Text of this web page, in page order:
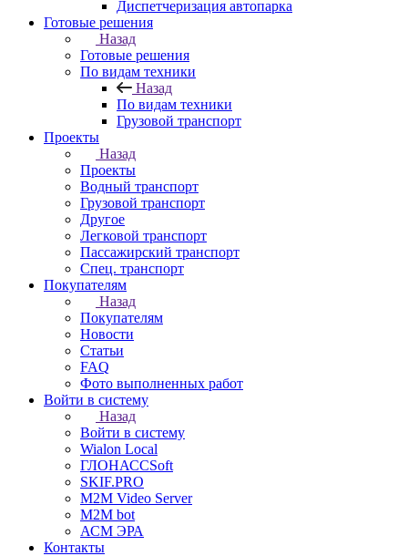
Диспетчеризация автопарка
Готовые решения
Назад
Готовые решения
По видам техники
Назад
По видам техники
Грузовой транспорт
Проекты
Назад
Проекты
Водный транспорт
Грузовой транспорт
Другое
Легковой транспорт
Пассажирский транспорт
Спец. транспорт
Покупателям
Назад
Покупателям
Новости
Статьи
FAQ
Фото выполненных работ
Войти в систему
Назад
Войти в систему
Wialon Local
ГЛОНАССSoft
SKIF.PRO
M2M Video Server
М2М bot
АСМ ЭРА
Контакты